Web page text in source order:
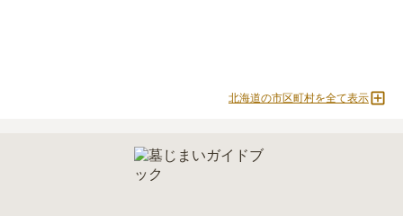
北海道の市区町村を全て表示